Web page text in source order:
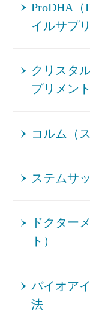
ProDHA（
イルサプ
クリスタ
プリメント
コルム（
ステムサ
ドクター
ト）
バイオア
法